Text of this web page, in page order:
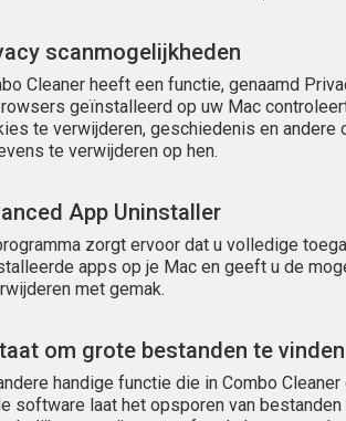
scanmogelijkheden
Cleaner heeft een functie, genaamd
geïnstalleerd op uw Mac
te verwijderen, geschiedenis en andere
te verwijderen op hen.
App Uninstaller
zorgt ervoor dat u volledige
apps op je Mac en geeft u de
met gemak.
om grote bestanden te vinden
handige functie die in Combo
software laat het opsporen van